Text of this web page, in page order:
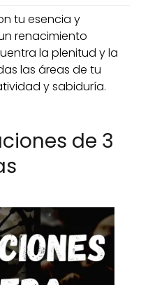
tu esencia y
renacimiento
la plenitud y la
las áreas de tu
y sabiduría.
de 3